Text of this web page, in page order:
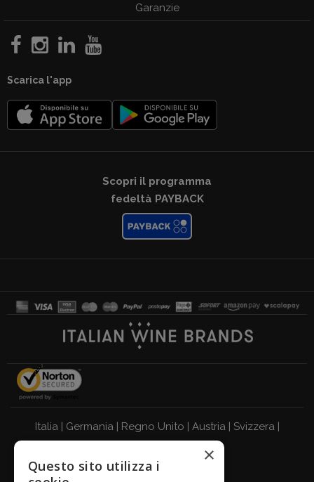
Garanzie
Scarica l'app
Scopri il programma
fedeltà PAYBACK
Italia | Germania | Regno Unito | Austria | Svizzera |
Belgio
BEVI RESPONSABILMENTE
×
Questo sito utilizza i